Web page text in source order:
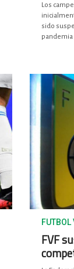
Los
sido
pandemia
FUTBOL
FVF